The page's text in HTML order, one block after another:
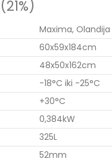
Maxima, Olandija
60x59x184cm
48x50x162cm
-18°C iki -25°C
+30°C
0,384kW
325L
52mm